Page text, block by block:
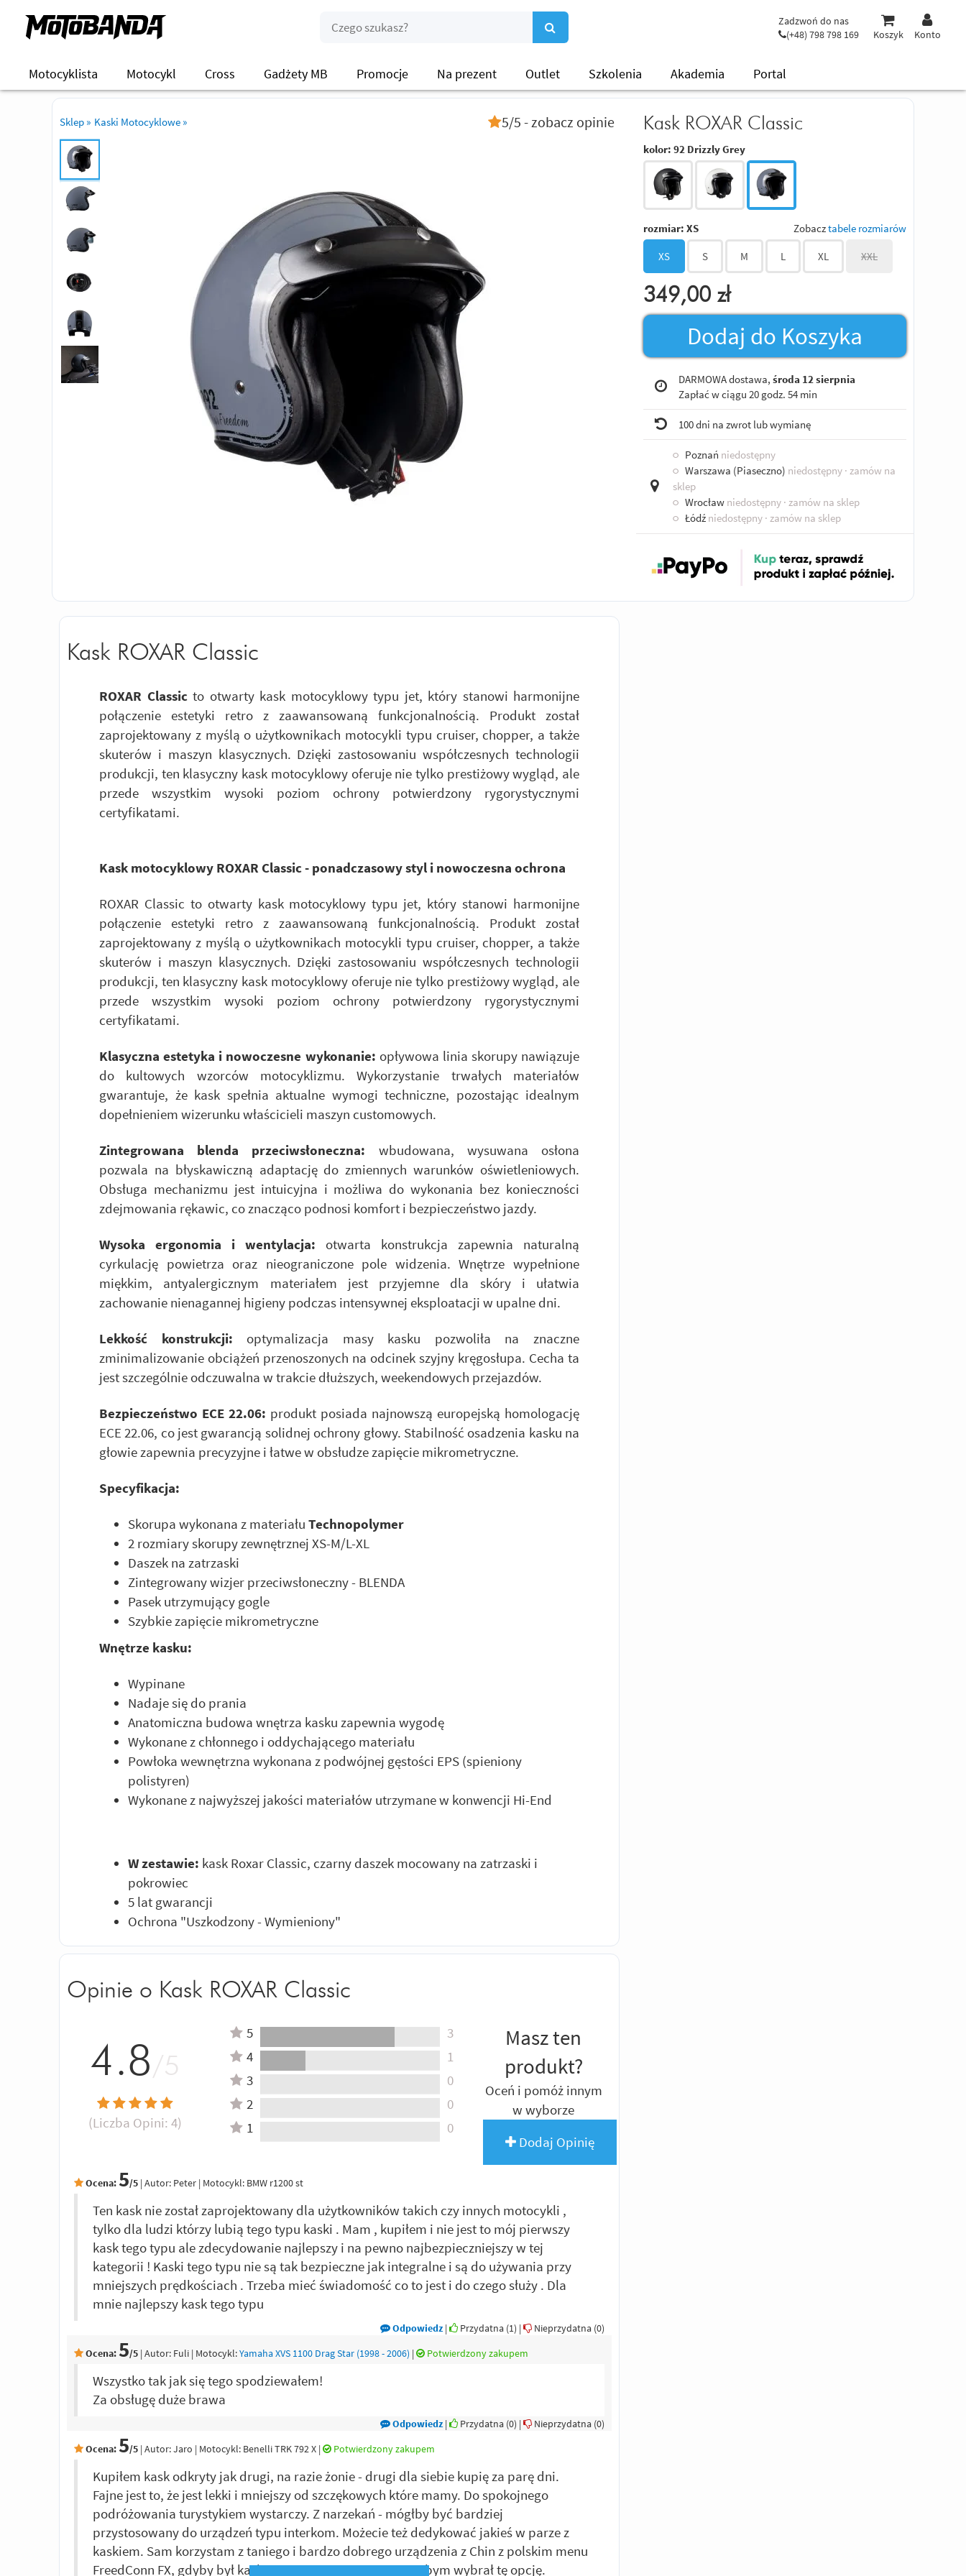
Zadzwoń do nas
(+48) 798 798 169
Koszyk Konto
Motocyklista Motocykl Cross Gadżety MB Promocje Na prezent Outlet Szkolenia Akademia Portal
Sklep » Kaski Motocyklowe » 5/5 - zobacz opinie Kask ROXAR Classic
kolor: 92 Drizzly Grey
rozmiar: XS Zobacztabele rozmiarów
XS S M L XL XXL
349,00 zł
Dodaj do Koszyka
DARMOWA dostawa, środa 12 sierpnia
Zapłać w ciągu 20 godz. 54 min
100 dni na zwrot lub wymianę
○ Poznań niedostępny
○ Warszawa (Piaseczno) niedostępny · zamów na
sklep
○ Wrocław niedostępny · zamów na sklep
○ Łódź niedostępny · zamów na sklep
Kask ROXAR Classic
ROXAR Classicto otwarty kask motocyklowy typu jet, który stanowi harmonijne
połączenie estetyki retro z zaawansowaną funkcjonalnością. Produkt został
zaprojektowany z myślą o użytkownikach motocykli typu cruiser, chopper, a także
skuterów i maszyn klasycznych. Dzięki zastosowaniu współczesnych technologii
produkcji, ten klasyczny kask motocyklowy oferuje nie tylko prestiżowy wygląd, ale
przede wszystkim wysoki poziom ochrony potwierdzony rygorystycznymi
certyfikatami.
Kask motocyklowy ROXAR Classic - ponadczasowy styl i nowoczesna ochrona
ROXAR Classic to otwarty kask motocyklowy typu jet, który stanowi harmonijne
połączenie estetyki retro z zaawansowaną funkcjonalnością. Produkt został
zaprojektowany z myślą o użytkownikach motocykli typu cruiser, chopper, a także
skuterów i maszyn klasycznych. Dzięki zastosowaniu współczesnych technologii
produkcji, ten klasyczny kask motocyklowy oferuje nie tylko prestiżowy wygląd, ale
przede wszystkim wysoki poziom ochrony potwierdzony rygorystycznymi
certyfikatami.
Klasyczna estetyka i nowoczesne wykonanie: opływowa linia skorupy nawiązuje
do kultowych wzorców motocyklizmu. Wykorzystanie trwałych materiałów
gwarantuje, że kask spełnia aktualne wymogi techniczne, pozostając idealnym
dopełnieniem wizerunku właścicieli maszyn customowych.
Zintegrowana blenda przeciwsłoneczna: wbudowana, wysuwana osłona
pozwala na błyskawiczną adaptację do zmiennych warunków oświetleniowych.
Obsługa mechanizmu jest intuicyjna i możliwa do wykonania bez konieczności
zdejmowania rękawic, co znacząco podnosi komfort i bezpieczeństwo jazdy.
Wysoka ergonomia i wentylacja: otwarta konstrukcja zapewnia naturalną
cyrkulację powietrza oraz nieograniczone pole widzenia. Wnętrze wypełnione
miękkim, antyalergicznym materiałem jest przyjemne dla skóry i ułatwia
zachowanie nienagannej higieny podczas intensywnej eksploatacji w upalne dni.
Lekkość konstrukcji: optymalizacja masy kasku pozwoliła na znaczne
zminimalizowanie obciążeń przenoszonych na odcinek szyjny kręgosłupa. Cecha ta
jest szczególnie odczuwalna w trakcie dłuższych, weekendowych przejazdów.
Bezpieczeństwo ECE 22.06: produkt posiada najnowszą europejską homologację
ECE 22.06, co jest gwarancją solidnej ochrony głowy. Stabilność osadzenia kasku na
głowie zapewnia precyzyjne i łatwe w obsłudze zapięcie mikrometryczne.
Specyfikacja:
Skorupa wykonana z materiału Technopolymer
2 rozmiary skorupy zewnętrznej XS-M/L-XL
Daszek na zatrzaski
Zintegrowany wizjer przeciwsłoneczny - BLENDA
Pasek utrzymujący gogle
Szybkie zapięcie mikrometryczne
Wnętrze kasku:
Wypinane
Nadaje się do prania
Anatomiczna budowa wnętrza kasku zapewnia wygodę
Wykonane z chłonnego i oddychającego materiału
Powłoka wewnętrzna wykonana z podwójnej gęstości EPS (spieniony
polistyren)
Wykonane z najwyższej jakości materiałów utrzymane w konwencji Hi-End
W zestawie: kask Roxar Classic, czarny daszek mocowany na zatrzaski i
pokrowiec
5 lat gwarancji
Ochrona "Uszkodzony - Wymieniony"
Opinie o Kask ROXAR Classic
4.8/5
(Liczba Opini: 4)
5
3
4
1
3
0
2
0
1
0
Masz ten
produkt?
Oceń i pomóż innym
w wyborze
Dodaj Opinię
Ocena: 5/5 | Autor: Peter | Motocykl: BMW r1200 st
Ten kask nie został zaprojektowany dla użytkowników takich czy innych motocykli ,
tylko dla ludzi którzy lubią tego typu kaski . Mam , kupiłem i nie jest to mój pierwszy
kask tego typu ale zdecydowanie najlepszy i na pewno najbezpieczniejszy w tej
kategorii ! Kaski tego typu nie są tak bezpieczne jak integralne i są do używania przy
mniejszych prędkościach . Trzeba mieć świadomość co to jest i do czego służy . Dla
mnie najlepszy kask tego typu
Odpowiedz| Przydatna (1) | Nieprzydatna (0)
Ocena: 5/5 | Autor: Fuli | Motocykl:Yamaha XVS 1100 Drag Star (1998 - 2006) | Potwierdzony zakupem
Wszystko tak jak się tego spodziewałem!
Za obsługę duże brawa
Odpowiedz| Przydatna (0) | Nieprzydatna (0)
Ocena: 5/5 | Autor:Jaro | Motocykl: Benelli TRK 792 X | Potwierdzony zakupem
Kupiłem kask odkryty jak drugi, na razie żonie - drugi dla siebie kupię za parę dni.
Fajne jest to, że jest lekki i mniejszy od szczękowych które mamy. Do spokojnego
podróżowania turystykiem wystarczy. Z narzekań - mógłby być bardziej
przystosowany do urządzeń typu interkom. Możecie też dedykować jakieś w parze z
kaskiem. Sam korzystam z taniego i bardzo dobrego urządzenia z Chin z polskim menu
FreedConn FX, gdyby był kask w niego wyposażony raczej bym wybrał tę opcję.